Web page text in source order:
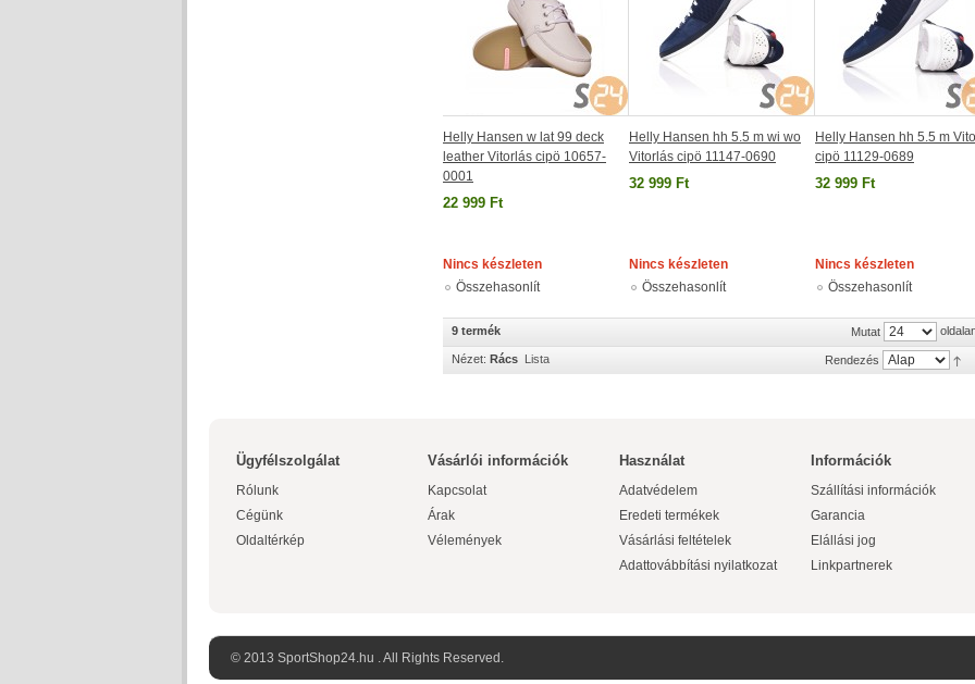
Helly Hansen w lat 99 deck
leather Vitorlás cipö 10657-
0001
22 999 Ft
Nincs készleten
Összehasonlít
Helly Hansen hh 5.5 m wi wo
Vitorlás cipö 11147-0690
32 999 Ft
Nincs készleten
Összehasonlít
Helly Hansen hh 5.5 m
cipö 11129-0689
32 999 Ft
Nincs készleten
Összehasonlít
9 termék Mutat
Nézet: Rács Lista Rendezés
Ügyfélszolgálat
Rólunk
Cégünk
Oldaltérkép
Vásárlói információk
Kapcsolat
Árak
Vélemények
Használat
Adatvédelem
Eredeti termékek
Vásárlási feltételek
Adattovábbítási nyilatkozat
Információk
Szállítási információk
Garancia
Elállási jog
Linkpartnerek
© 2013 SportShop24.hu . All Rights Reserved.